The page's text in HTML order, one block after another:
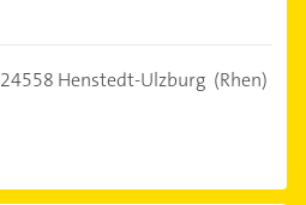
24558 Henstedt-Ulzburg (Rhen)